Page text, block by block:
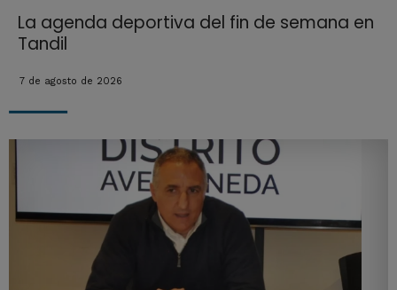
La agenda deportiva del fin de semana en
Tandil
7 de agosto de 2026